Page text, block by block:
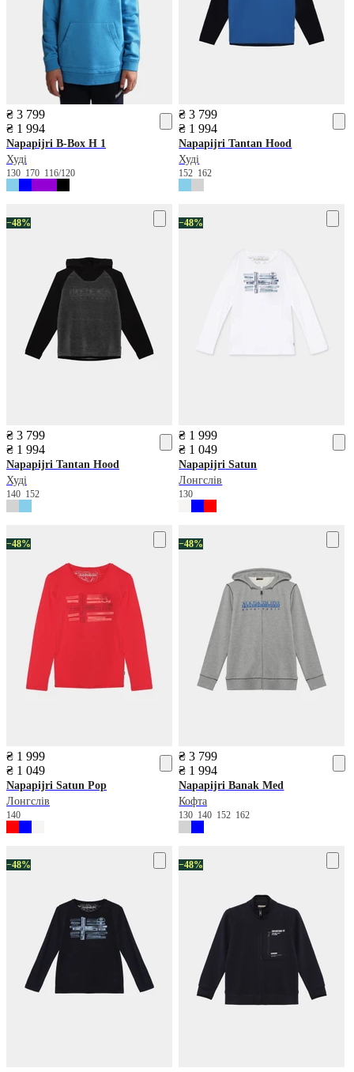
₴ 3 799
₴ 1 994
Napapijri B-Box H 1
Худі
130 170 116/120
₴ 3 799
₴ 1 994
Napapijri Tantan Hood
Худі
152 162
−48%
₴ 3 799
₴ 1 994
Napapijri Tantan Hood
Худі
140 152
−48%
₴ 1 999
₴ 1 049
Napapijri Satun
Лонгслів
130
−48%
₴ 1 999
₴ 1 049
Napapijri Satun Pop
Лонгслів
140
−48%
₴ 3 799
₴ 1 994
Napapijri Banak Med
Кофта
130 140 152 162
−48% −48%